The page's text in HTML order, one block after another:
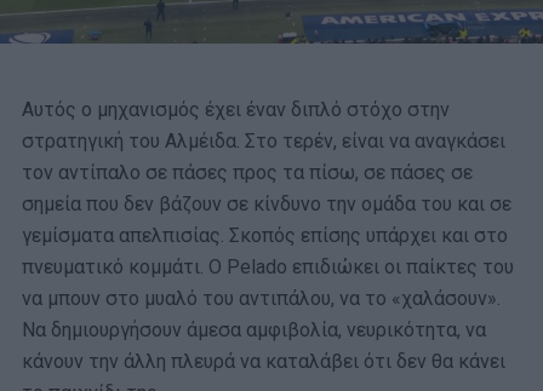
Αυτός ο μηχανισμός έχει έναν διπλό στόχο στην
στρατηγική του Αλμέιδα. Στο τερέν, είναι να αναγκάσει
τον αντίπαλο σε πάσες προς τα πίσω, σε πάσες σε
σημεία που δεν βάζουν σε κίνδυνο την ομάδα του και σε
γεμίσματα απελπισίας. Σκοπός επίσης υπάρχει και στο
πνευματικό κομμάτι. Ο Pelado επιδιώκει οι παίκτες του
να μπουν στο μυαλό του αντιπάλου, να το «χαλάσουν».
Να δημιουργήσουν άμεσα αμφιβολία, νευρικότητα, να
κάνουν την άλλη πλευρά να καταλάβει ότι δεν θα κάνει